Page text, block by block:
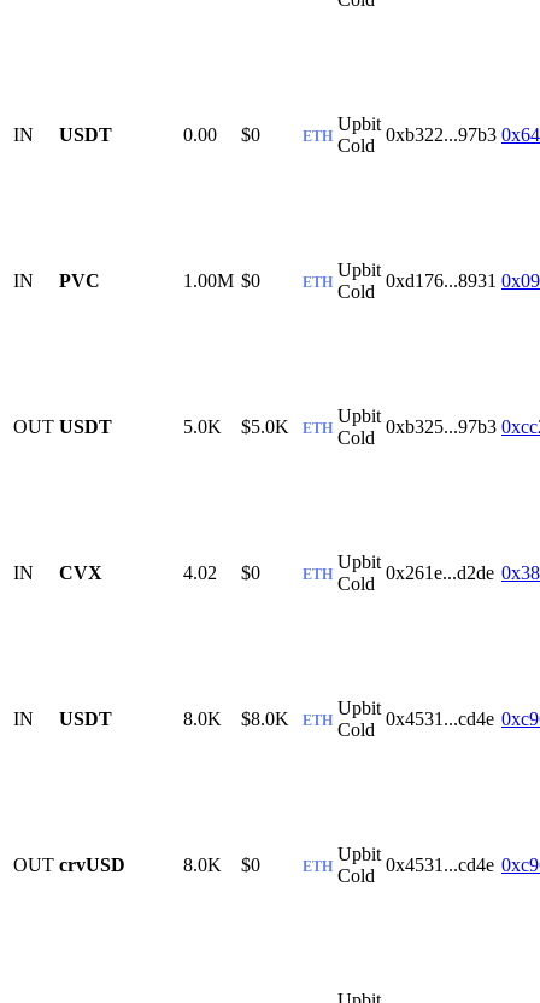
IN USDT 0.00 $0 ETH
Upbit
Cold
0xb322...97b3
IN PVC 1.00M $0 ETH
Upbit
Cold
0xd176...8931
OUT USDT 5.0K $5.0K ETH
Upbit
Cold
0xb325...97b3
IN CVX 4.02 $0 ETH
Upbit
Cold
0x261e...d2de
IN USDT 8.0K $8.0K ETH
Upbit
Cold
0x4531...cd4e
OUT crvUSD 8.0K $0 ETH
Upbit
Cold
0x4531...cd4e